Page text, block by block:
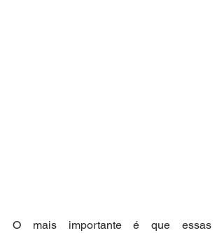
O mais importante é que essas